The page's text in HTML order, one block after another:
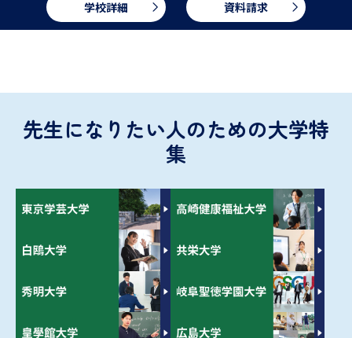
学校詳細 資料請求
先生になりたい人のための大学特
集